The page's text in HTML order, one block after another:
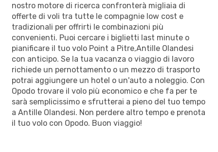
nostro motore di ricerca confronterà migliaia di
offerte di voli tra tutte le compagnie low cost e
tradizionali per offrirti le combinazioni più
convenienti. Puoi cercare i biglietti last minute o
pianificare il tuo volo Point a Pitre,Antille Olandesi
con anticipo. Se la tua vacanza o viaggio di lavoro
richiede un pernottamento o un mezzo di trasporto
potrai aggiungere un hotel o un'auto a noleggio. Con
Opodo trovare il volo più economico e che fa per te
sarà semplicissimo e sfrutterai a pieno del tuo tempo
a Antille Olandesi. Non perdere altro tempo e prenota
il tuo volo con Opodo. Buon viaggio!